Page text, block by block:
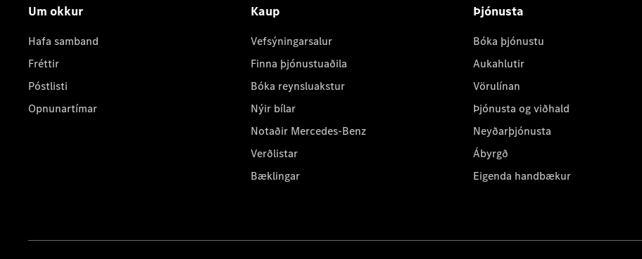
Um okkur
Hafa samband
Fréttir
Póstlisti
Opnunartímar
Kaup
Vefsýningarsalur
Finna þjónustuaðila
Bóka reynsluakstur
Nýir bílar
Notaðir Mercedes-Benz
Verðlistar
Bæklingar
Þjónusta
Bóka þjónustu
Aukahlutir
Vörulínan
Þjónusta og viðhald
Neyðarþjónusta
Ábyrgð
Eigenda handbækur